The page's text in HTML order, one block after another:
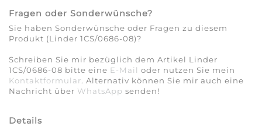
Fragen oder Sonderwünsche?
Sie haben Sonderwünsche oder Fragen zu diesem
Produkt (Linder 1CS/0686-08)?
Schreiben Sie mir bezüglich dem Artikel Linder
1CS/0686-08 bitte eine E-Mail oder nutzen Sie mein
Kontaktformular. Alternativ können Sie mir auch eine
Nachricht über WhatsApp senden!
Details